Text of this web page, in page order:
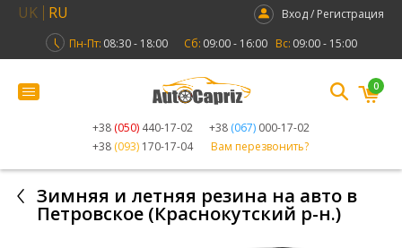
UK RU
Вход / Регистрация
Пн-Пт: 08:30 - 18:00 Сб: 09:00 - 16:00 Вс: 09:00 - 15:00
+38 (050) 440-17-02 +38 (067) 000-17-02
+38 (093) 170-17-04 Вам перезвонить?
0
Зимняя и летняя резина на авто в
Петровское (Краснокутский р-н.)